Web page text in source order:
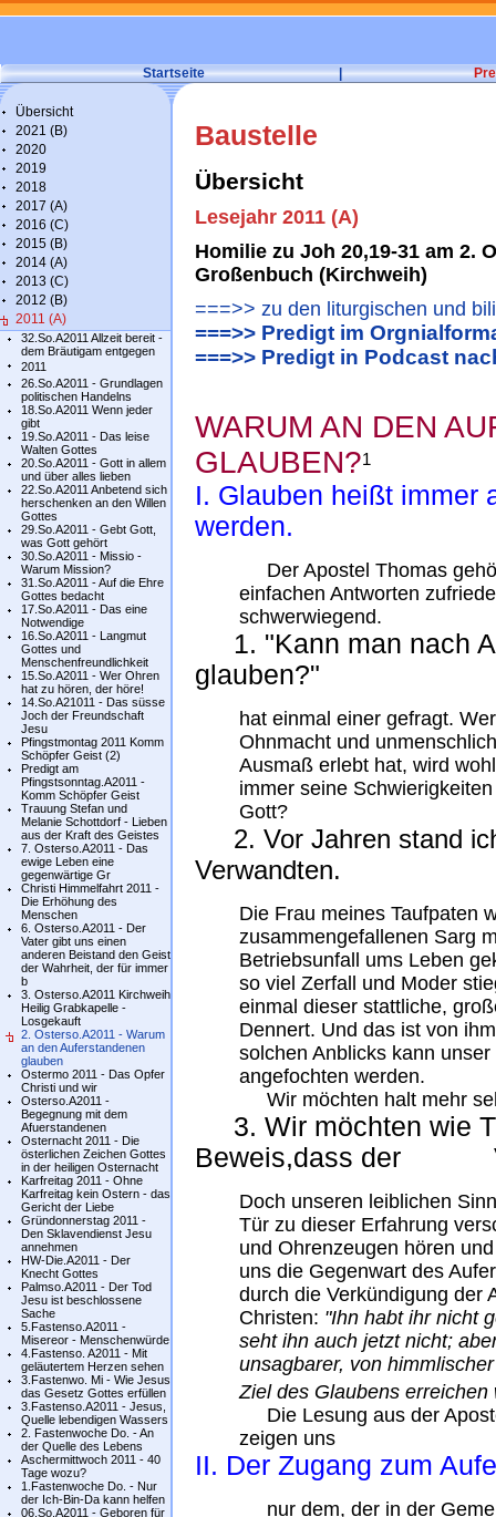
Startseite |
Übersicht
2021 (B)
2020
2019
2018
2017 (A)
2016 (C)
2015 (B)
2014 (A)
2013 (C)
2012 (B)
2011 (A)
32.So.A2011 Allzeit bereit -
dem Bräutigam entgegen
2011
26.So.A2011 - Grundlagen
politischen Handelns
18.So.A2011 Wenn jeder
gibt
19.So.A2011 - Das leise
Walten Gottes
20.So.A2011 - Gott in allem
und über alles lieben
22.So.A2011 Anbetend sich
herschenken an den Willen
Gottes
29.So.A2011 - Gebt Gott,
was Gott gehört
30.So.A2011 - Missio -
Warum Mission?
31.So.A2011 - Auf die Ehre
Gottes bedacht
17.So.A2011 - Das eine
Notwendige
16.So.A2011 - Langmut
Gottes und
Menschenfreundlichkeit
15.So.A2011 - Wer Ohren
hat zu hören, der höre!
14.So.A21011 - Das süsse
Joch der Freundschaft
Jesu
Pfingstmontag 2011 Komm
Schöpfer Geist (2)
Predigt am
Pfingstsonntag.A2011 -
Komm Schöpfer Geist
Trauung Stefan und
Melanie Schottdorf - Lieben
aus der Kraft des Geistes
7. Osterso.A2011 - Das
ewige Leben eine
gegenwärtige Gr
Christi Himmelfahrt 2011 -
Die Erhöhung des
Menschen
6. Osterso.A2011 - Der
Vater gibt uns einen
anderen Beistand den Geist
der Wahrheit, der für immer
b
3. Osterso.A2011 Kirchweih
Heilig Grabkapelle -
Losgekauft
2. Osterso.A2011 - Warum
an den Auferstandenen
glauben
Ostermo 2011 - Das Opfer
Christi und wir
Osterso.A2011 -
Begegnung mit dem
Afuerstandenen
Osternacht 2011 - Die
österlichen Zeichen Gottes
in der heiligen Osternacht
Karfreitag 2011 - Ohne
Karfreitag kein Ostern - das
Gericht der Liebe
Gründonnerstag 2011 -
Den Sklavendienst Jesu
annehmen
HW-Die.A2011 - Der
Knecht Gottes
Palmso.A2011 - Der Tod
Jesu ist beschlossene
Sache
5.Fastenso.A2011 -
Misereor - Menschenwürde
4.Fastenso. A2011 - Mit
geläutertem Herzen sehen
3.Fastenwo. Mi - Wie Jesus
das Gesetz Gottes erfüllen
3.Fastenso.A2011 - Jesus,
Quelle lebendigen Wassers
2. Fastenwoche Do. - An
der Quelle des Lebens
Aschermittwoch 2011 - 40
Tage wozu?
1.Fastenwoche Do. - Nur
der Ich-Bin-Da kann helfen
06.So.A2011 - Geboren für
Baustelle
Übersicht
Lesejahr 2011 (A)
Homilie zu Joh 20,19-31 am 2.
Großenbuch (Kirchweih)
===>> zu den liturgischen und
===>> Predigt im
===>> Predigt in Podcast
WARUM AN DEN
GLAUBEN?1
I. Glauben heißt immer
werden.
Der Apostel Thomas
einfachen Antworten
schwerwiegend.
1. "Kann man nach
glauben?"
hat einmal einer gefragt.
Ohnmacht und
Ausmaß erlebt hat, wird
immer seine
Gott?
2. Vor Jahren stand
Verwandten.
Die Frau meines Taufpaten
zusammengefallenen Sarg
Betriebsunfall ums Leben
so viel Zerfall und Moder
einmal dieser stattliche,
Dennert. Und das ist von
solchen Anblicks kann
angefochten werden.
Wir möchten halt mehr
3. Wir möchten wie
Beweis,dass der
Doch unseren leiblichen
Tür zu dieser Erfahrung
und Ohrenzeugen hören
uns die Gegenwart des
durch die Verkündigung der
Christen: "Ihn habt ihr nicht
seht ihn auch jetzt nicht;
unsagbarer, von
Ziel des Glaubens erreichen
Die Lesung aus der
zeigen uns
II. Der Zugang zum
nur dem, der in der